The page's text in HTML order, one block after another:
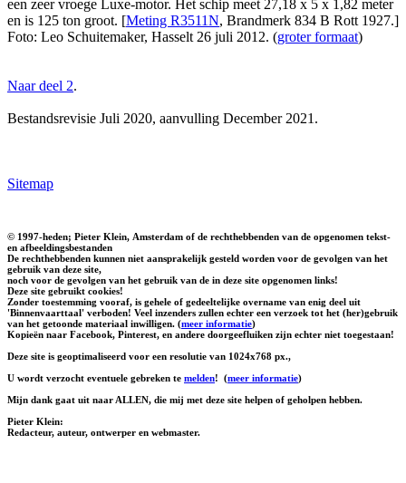
een zeer vroege Luxe-motor. Het schip meet 27,18 x 5 x 1,82 meter
en is 125 ton groot. [Meting R3511N, Brandmerk 834 B Rott 1927.]
Foto: Leo Schuitemaker, Hasselt 26 juli 2012. (groter formaat)
Naar deel 2.
Bestandsrevisie Juli 2020, aanvulling December 2021.
Sitemap
© 1997-heden; Pieter Klein, Amsterdam of de rechthebbenden van de opgenomen tekst-
en afbeeldingsbestanden
De rechthebbenden kunnen niet aansprakelijk gesteld worden voor de gevolgen van het
gebruik van deze site,
noch voor de gevolgen van het gebruik van de in deze site opgenomen links!
Deze site gebruikt cookies!
Zonder toestemming vooraf, is gehele of gedeeltelijke overname van enig deel uit
'Binnenvaarttaal' verboden! Veel inzenders zullen echter een verzoek tot het (her)gebruik
van het getoonde materiaal inwilligen. (meer informatie)
Kopieën naar Facebook, Pinterest, en andere doorgeefluiken zijn echter niet toegestaan!
Deze site is geoptimaliseerd voor een resolutie van 1024x768 px.,
U wordt verzocht eventuele gebreken te melden! (meer informatie)
Mijn dank gaat uit naar ALLEN, die mij met deze site helpen of geholpen hebben.
Pieter Klein:
Redacteur, auteur, ontwerper en webmaster.